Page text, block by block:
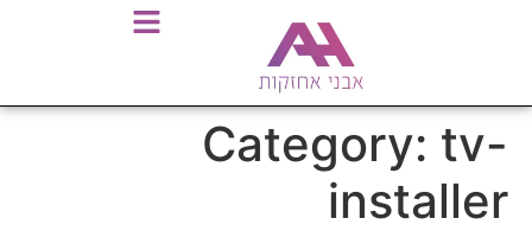
Category: tv-
installer